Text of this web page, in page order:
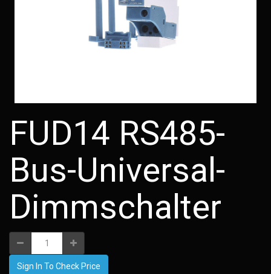
FUD14 RS485-
Bus-Universal-
Dimmschalter
Sign In To Check Price